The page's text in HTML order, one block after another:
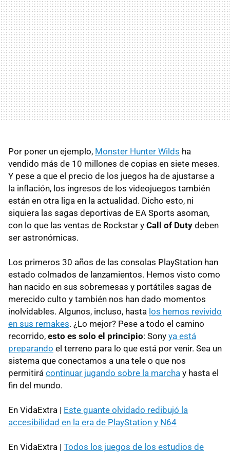
Por poner un ejemplo, Monster Hunter Wilds ha
vendido más de 10 millones de copias en siete meses.
Y pese a que el precio de los juegos ha de ajustarse a
la inflación, los ingresos de los videojuegos también
están en otra liga en la actualidad. Dicho esto, ni
siquiera las sagas deportivas de EA Sports asoman,
con lo que las ventas de Rockstar y Call of Duty deben
ser astronómicas.
Los primeros 30 años de las consolas PlayStation han
estado colmados de lanzamientos. Hemos visto como
han nacido en sus sobremesas y portátiles sagas de
merecido culto y también nos han dado momentos
inolvidables. Algunos, incluso, hasta los hemos revivido
en sus remakes. ¿Lo mejor? Pese a todo el camino
recorrido, esto es solo el principio: Sony ya está
preparando el terreno para lo que está por venir. Sea un
sistema que conectamos a una tele o que nos
permitirá continuar jugando sobre la marcha y hasta el
fin del mundo.
En VidaExtra | Este guante olvidado redibujó la
accesibilidad en la era de PlayStation y N64
En VidaExtra | Todos los juegos de los estudios de